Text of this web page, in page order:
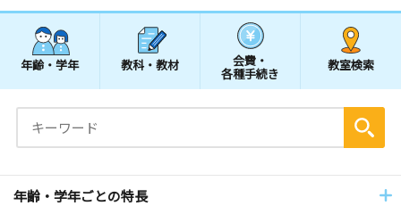
年齢・学年 教科・教材 会費・
各種手続き
教室検索
年齢・学年ごとの特長